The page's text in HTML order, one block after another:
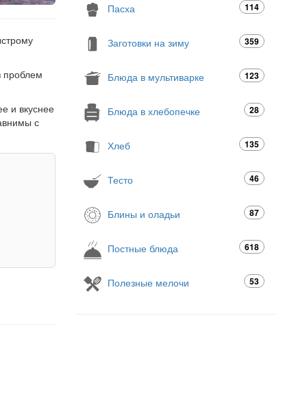
проблем
и вкуснее
с
Пасха 114
Заготовки на зиму 359
Блюда в мультиварке 123
Блюда в хлебопечке 28
Хлеб 135
Тесто 46
Блины и оладьи 87
Постные блюда 618
Полезные мелочи 53